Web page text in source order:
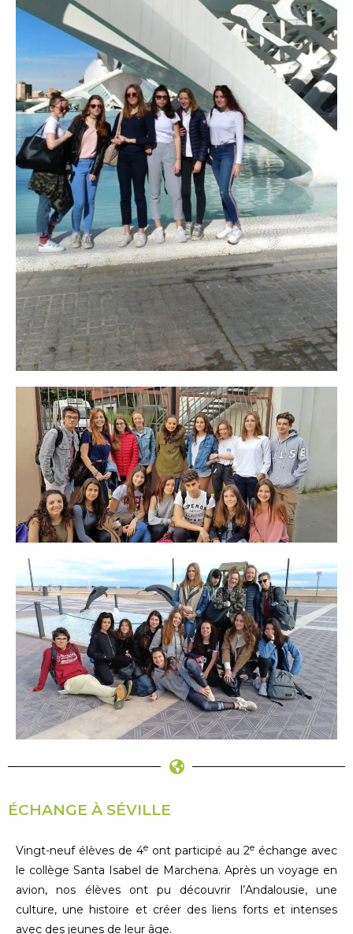
ÉCHANGE À SÉVILLE
Vingt-neuf élèves de 4e ont participé au 2e échange avec
le collège Santa Isabel de Marchena. Après un voyage en
avion, nos élèves ont pu découvrir l’Andalousie, une
culture, une histoire et créer des liens forts et intenses
avec des jeunes de leur âge.